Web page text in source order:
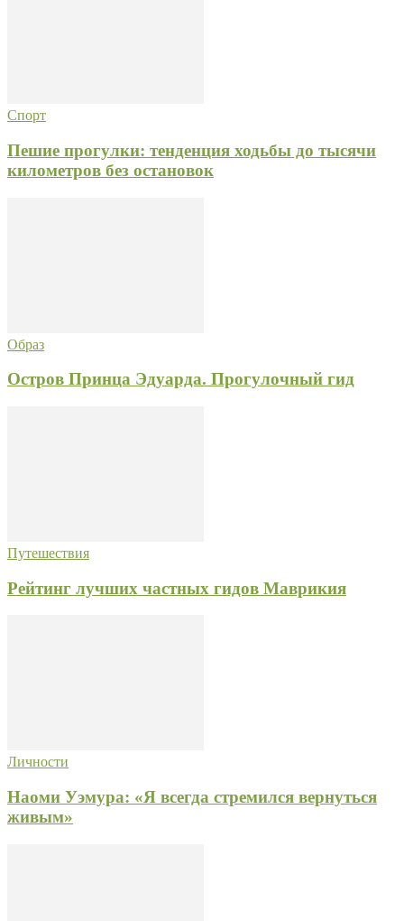
Спорт
Пешие прогулки: тенденция ходьбы до тысячи
километров без остановок
Образ
Остров Принца Эдуарда. Прогулочный гид
Путешествия
Рейтинг лучших частных гидов Маврикия
Личности
Наоми Уэмура: «Я всегда стремился вернуться
живым»